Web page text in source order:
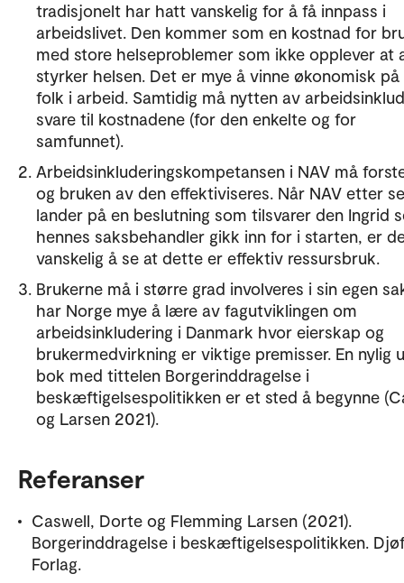
tradisjonelt har hatt vanskelig for å få innpass i
arbeidslivet. Den kommer som en kostnad for
med store helseproblemer som ikke opplever at
styrker helsen. Det er mye å vinne økonomisk på
folk i arbeid. Samtidig må nytten av
svare til kostnadene (for den enkelte og for
samfunnet).
Arbeidsinkluderingskompetansen i NAV må
og bruken av den effektiviseres. Når NAV etter
lander på en beslutning som tilsvarer den Ingrid
hennes saksbehandler gikk inn for i starten, er
vanskelig å se at dette er effektiv ressursbruk.
Brukerne må i større grad involveres i sin egen
har Norge mye å lære av fagutviklingen om
arbeidsinkludering i Danmark hvor eierskap og
brukermedvirkning er viktige premisser. En nylig
bok med tittelen Borgerinddragelse i
beskæftigelsespolitikken er et sted å begynne
og Larsen 2021).
Referanser
Caswell, Dorte og Flemming Larsen (2021).
Borgerinddragelse i beskæftigelsespolitikken.
Forlag.